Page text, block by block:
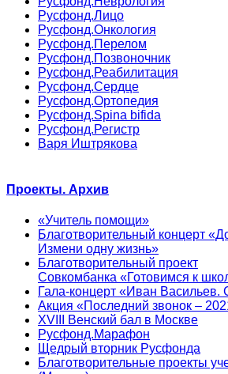
Русфонд.Лицо
Русфонд.Онкология
Русфонд.Перелом
Русфонд.Позвоночник
Русфонд.Реабилитация
Русфонд.Сердце
Русфонд.Ортопедия
Русфонд.Spina bifida
Русфонд.Регистр
Варя Иштрякова
Проекты. Архив
«Учитель помощи»
Благотворительный концерт
Измени одну жизнь»
Благотворительный проект
Совкомбанка «Готовимся к
Гала-концерт «Иван
Акция «Последний звонок –
XVIII Венский бал в Москве
Русфонд.Марафон
Щедрый вторник Русфонда
Благотворительные проекты